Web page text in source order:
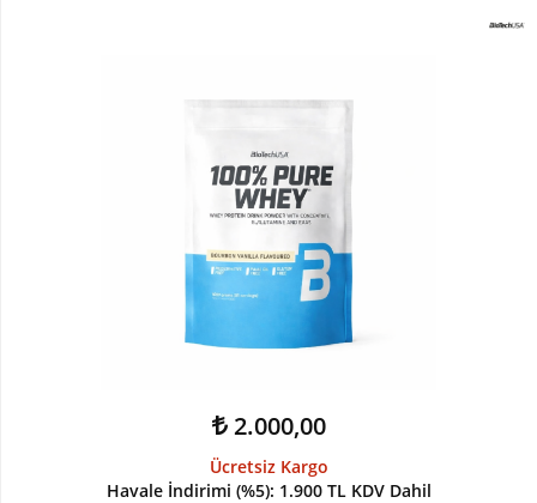
Atıştırmalıklar
2.000,00
Ücretsiz Kargo
Havale İndirimi (%5): 1.900 TL KDV Dahil